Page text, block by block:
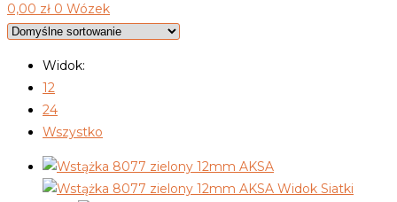
0,00 zł 0 Wózek
Widok:
12
24
Wszystko
Widok Siatki